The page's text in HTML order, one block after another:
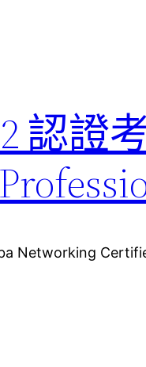
認證
Networking